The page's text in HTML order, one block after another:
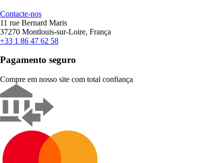
Contacte-nos
11 rue Bernard Maris
37270 Montlouis-sur-Loire, França
+33 1 86 47 62 58
Pagamento seguro
Compre em nosso site com total confiança